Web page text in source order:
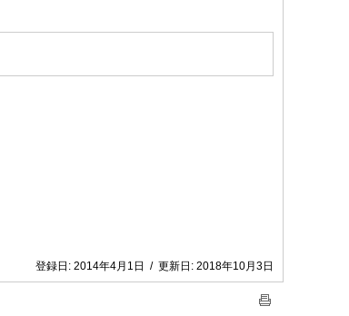
登録日: 2014年4月1日 / 更新日: 2018年10月3日